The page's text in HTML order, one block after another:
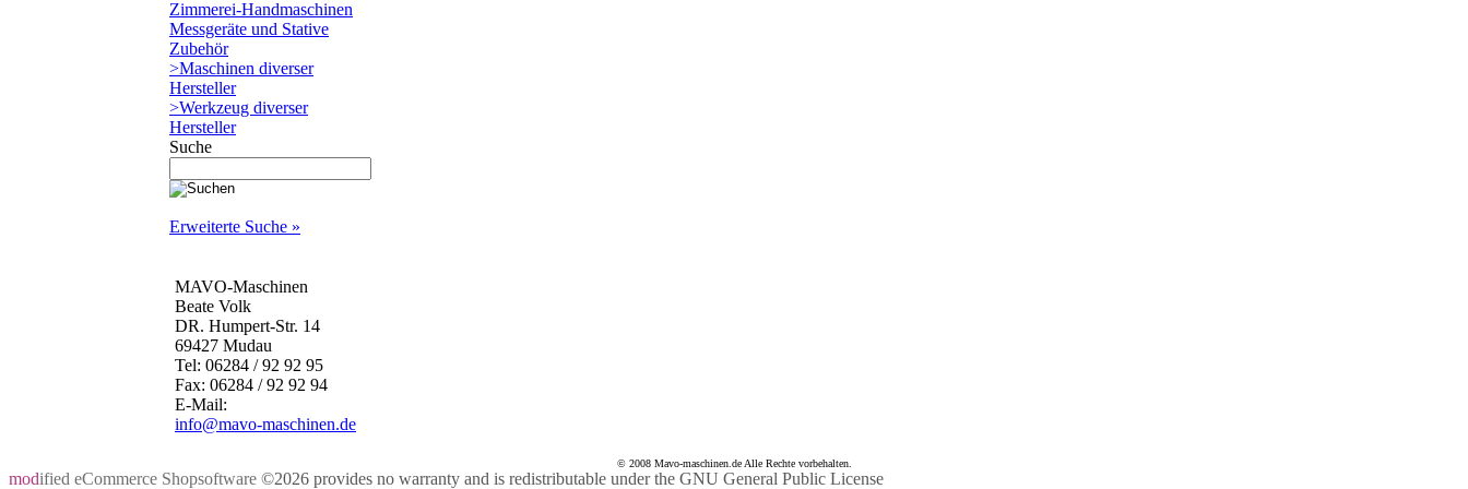
Zimmerei-Handmaschinen
Messgeräte und Stative
Zubehör
>Maschinen diverser
Hersteller
>Werkzeug diverser
Hersteller
Suche
Erweiterte Suche »
MAVO-Maschinen
Beate Volk
DR. Humpert-Str. 14
69427 Mudau
Tel: 06284 / 92 92 95
Fax: 06284 / 92 92 94
E-Mail:
info@mavo-maschinen.de
© 2008 Mavo-maschinen.de Alle Rechte vorbehalten.
modified eCommerce Shopsoftware ©2026 provides no warranty and is redistributable under the GNU General Public License